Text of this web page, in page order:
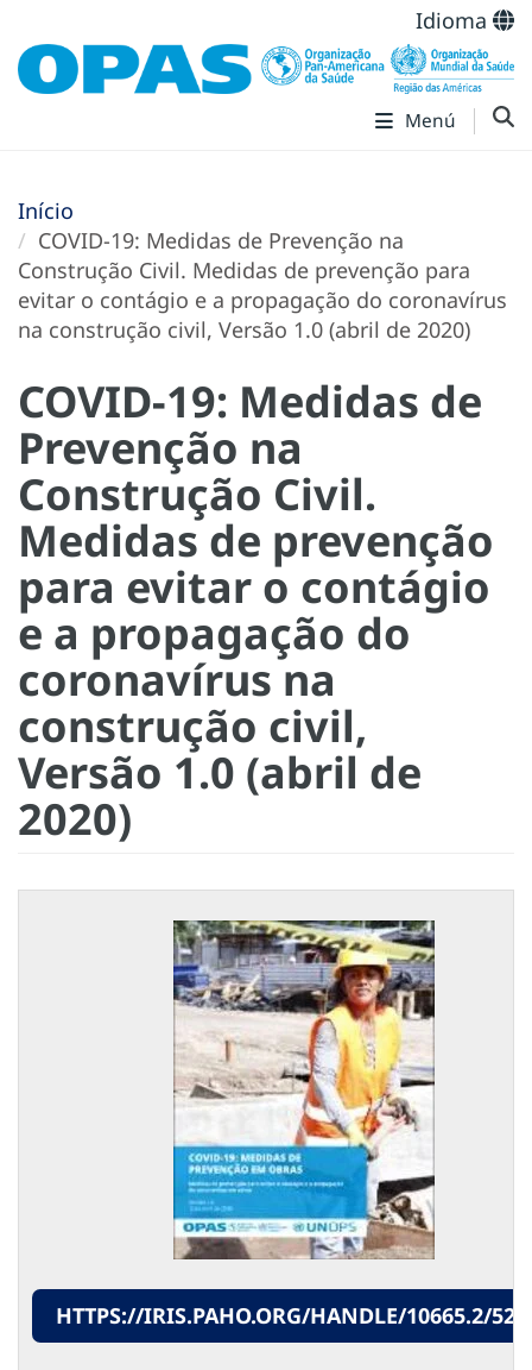
Idioma
Menú
Início
COVID-19: Medidas de Prevenção na
Construção Civil. Medidas de prevenção para
evitar o contágio e a propagação do coronavírus
na construção civil, Versão 1.0 (abril de 2020)
COVID-19: Medidas de
Prevenção na
Construção Civil.
Medidas de prevenção
para evitar o contágio
e a propagação do
coronavírus na
construção civil,
Versão 1.0 (abril de
2020)
HTTPS://IRIS.PAHO.ORG/HANDLE/10665.2/